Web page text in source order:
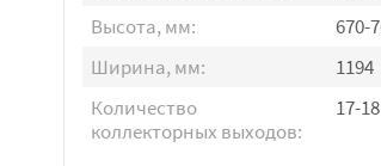
Высота, мм:
670-
Ширина, мм:
1194
Количество
коллекторных выходов:
17-18